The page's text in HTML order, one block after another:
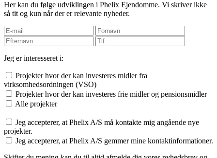
Her kan du følge udviklingen i Phelix Ejendomme. Vi skriver ikke
så tit og kun når der er relevante nyheder.
Jeg er interesseret i:
Projekter hvor der kan investeres midler fra
virksomhedsordningen (VSO)
Projekter hvor der kan investeres frie midler og pensionsmidler
Alle projekter
Jeg accepterer, at Phelix A/S må kontakte mig angående nye
projekter.
Jeg accepterer, at Phelix A/S gemmer mine kontaktinformationer.